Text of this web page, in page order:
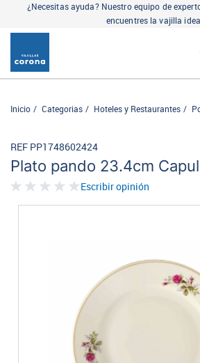
¿Necesitas ayuda? Nuestro equipo de
encuentres la vajilla
Inicio Categorias Hoteles y Restaurantes
Plato pando 23.4cm
REF PP1748602424
Escribir opinión